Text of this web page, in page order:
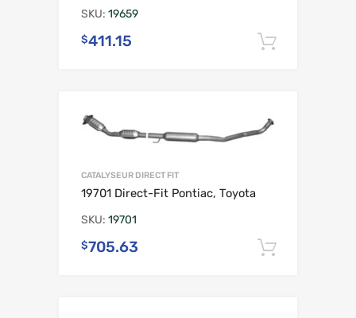
SKU: 19659
$411.15
CATALYSEUR DIRECT FIT
19701 Direct-Fit Pontiac, Toyota
SKU: 19701
$705.63